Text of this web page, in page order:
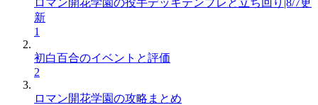
新
1
初白百合のイベントと評価
2
ロマン開花学園の攻略まとめ